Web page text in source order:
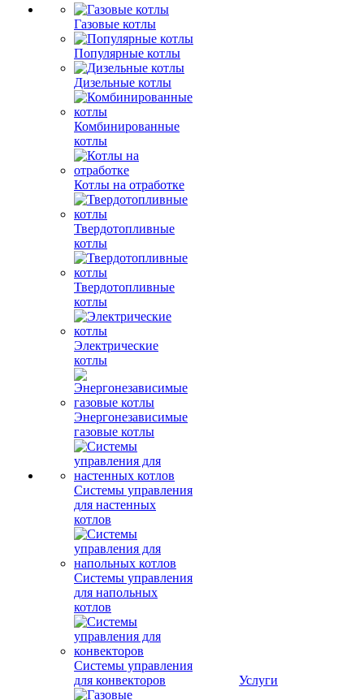
Газовые котлы
Популярные котлы
Дизельные котлы
Комбинированные
котлы
Котлы на отработке
Твердотопливные
котлы
Твердотопливные
котлы
Электрические
котлы
Энергонезависимые
газовые котлы
Системы управления
для настенных
котлов
Системы управления
для напольных
котлов
Системы управления
для конвекторов
Услуги